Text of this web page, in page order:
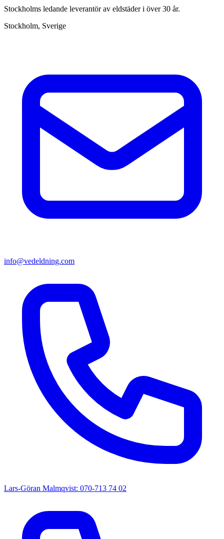
Stockholms ledande leverantör av eldstäder i över 30 år.
Stockholm, Sverige
info@vedeldning.com
Lars-Göran Malmqvist: 070-713 74 02